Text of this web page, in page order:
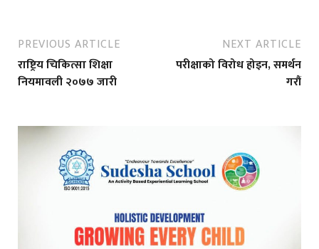
PREVIOUS ARTICLE
राष्ट्रिय चिकित्सा शिक्षा
नियमावली २०७७ जारी
NEXT ARTICLE
परीक्षाको विरोध होइन, समर्थन
गरौं